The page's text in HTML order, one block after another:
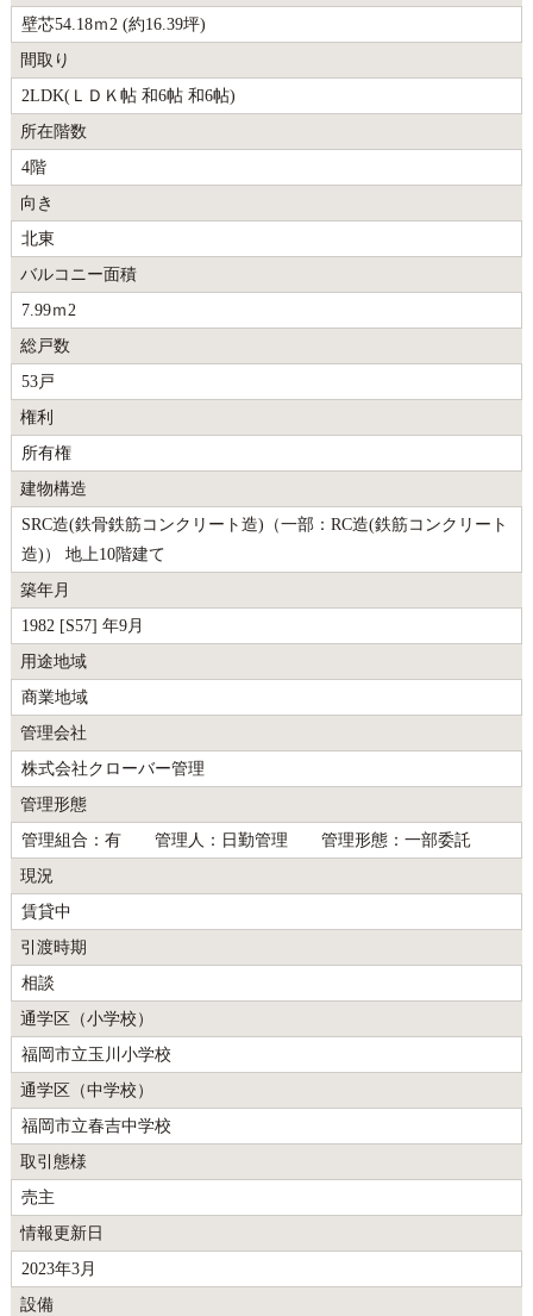
壁芯54.18ｍ2 (約16.39坪)
間取り
2LDK(ＬＤＫ帖 和6帖 和6帖)
所在階数
4階
向き
北東
バルコニー面積
7.99ｍ2
総戸数
53戸
権利
所有権
建物構造
SRC造(鉄骨鉄筋コンクリート造)（一部：RC造(鉄筋コンクリート
造)） 地上10階建て
築年月
1982 [S57] 年9月
用途地域
商業地域
管理会社
株式会社クローバー管理
管理形態
管理組合：有 管理人：日勤管理 管理形態：一部委託
現況
賃貸中
引渡時期
相談
通学区（小学校）
福岡市立玉川小学校
通学区（中学校）
福岡市立春吉中学校
取引態様
売主
情報更新日
2023年3月
設備